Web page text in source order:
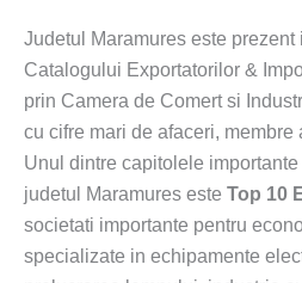
Judetul Maramures este prezent
Catalogului Exportatorilor &
prin Camera de Comert si
cu cifre mari de afaceri, membre
Unul dintre capitolele
judetul Maramures este Top 10
societati importante pentru
specializate in echipamente